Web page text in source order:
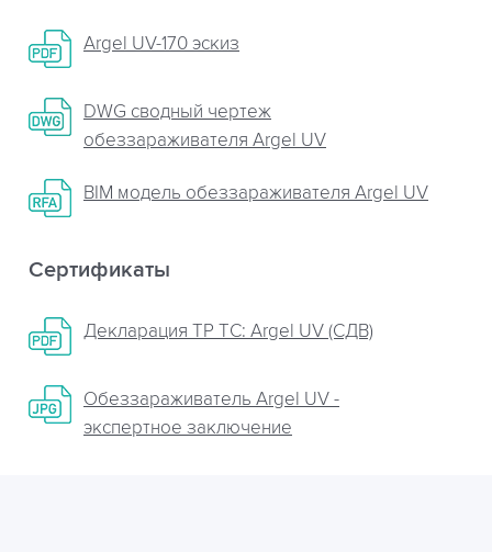
Argel UV-170 эскиз
DWG сводный чертеж
обеззараживателя Argel UV
BIM модель обеззараживателя Argel UV
Сертификаты
Декларация ТР ТС: Argel UV (СДВ)
Обеззараживатель Argel UV -
экспертное заключение